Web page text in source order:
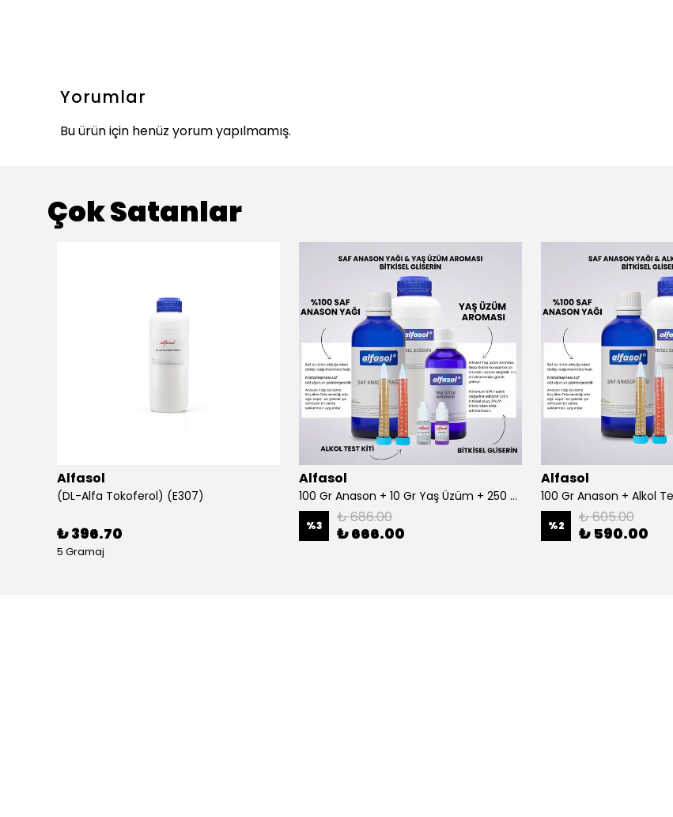
Yorumlar
Bu ürün için henüz yorum yapılmamış.
Çok Satanlar
Alfasol
(DL-Alfa Tokoferol) (E307)
₺ 396.70
5 Gramaj
Alfasol
100 Gr Anason + 10 Gr Yaş Üzüm + 250 Gr Gliserin + Alkol Test Kiti
%3 ₺ 686.00
₺ 666.00
Alfasol
%2 ₺ 605.00
₺ 590.00